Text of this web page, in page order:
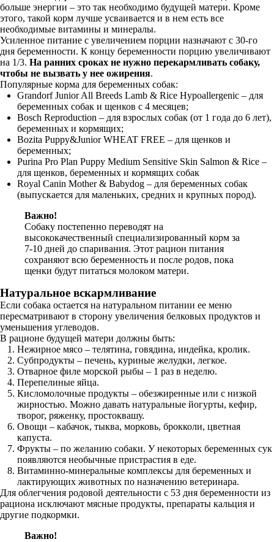
больше энергии – это так необходимо будущей матери. Кроме
этого, такой корм лучше усваивается и в нем есть все
необходимые витамины и минералы.
Усиленное питание с увеличением порции назначают с 30-го
дня беременности. К концу беременности порцию увеличивают
на 1/3. На ранних сроках не нужно перекармливать собаку,
чтобы не вызвать у нее ожирения.
Популярные корма для беременных собак:
Grandorf Junior All Breeds Lamb & Rice Hypoallergenic – для
беременных собак и щенков с 4 месяцев;
Bosch Reproduction – для взрослых собак (от 1 года до 6 лет),
беременных и кормящих;
Bozita Puppy&Junior WHEAT FREE – для щенков и
беременных;
Purina Pro Plan Puppy Medium Sensitive Skin Salmon & Rice –
для щенков, беременных и кормящих собак
Royal Canin Mother & Babydog – для беременных собак
(выпускается для маленьких, средних и крупных пород).
Важно!
Собаку постепенно переводят на
высококачественный специализированный корм за
7-10 дней до спаривания. Этот рацион питания
сохраняют всю беременность и после родов, пока
щенки будут питаться молоком матери.
Натуральное вскармливание
Если собака остается на натуральном питании ее меню
пересматривают в сторону увеличения белковых продуктов и
уменьшения углеводов.
В рационе будущей матери должны быть:
Нежирное мясо – телятина, говядина, индейка, кролик.
Субпродукты – печень, куриные желудки, легкое.
Отварное филе морской рыбы – 1 раз в неделю.
Перепелиные яйца.
Кисломолочные продукты – обезжиренные или с низкой
жирностью. Можно давать натуральные йогурты, кефир,
творог, ряженку, простоквашу.
Овощи – кабачок, тыква, морковь, брокколи, цветная
капуста.
Фрукты – по желанию собаки. У некоторых беременных сук
появляются необычные пристрастия в еде.
Витаминно-минеральные комплексы для беременных и
лактирующих животных по назначению ветеринара.
Для облегчения родовой деятельности с 53 дня беременности из
рациона исключают мясные продукты, препараты кальция и
другие подкормки.
Важно!